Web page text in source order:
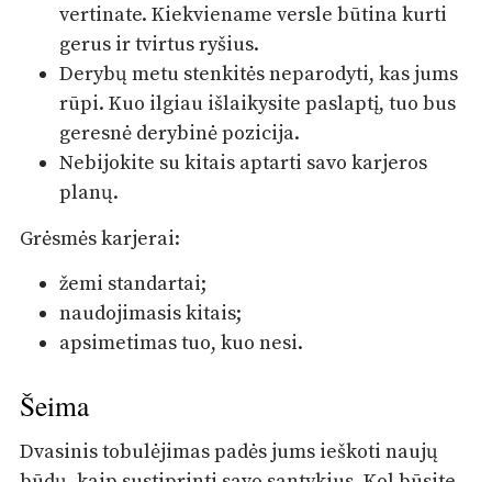
vertinate. Kiekviename versle būtina kurti
gerus ir tvirtus ryšius.
Derybų metu stenkitės neparodyti, kas jums
rūpi. Kuo ilgiau išlaikysite paslaptį, tuo bus
geresnė derybinė pozicija.
Nebijokite su kitais aptarti savo karjeros
planų.
Grėsmės karjerai:
žemi standartai;
naudojimasis kitais;
apsimetimas tuo, kuo nesi.
Šeima
Dvasinis tobulėjimas padės jums ieškoti naujų